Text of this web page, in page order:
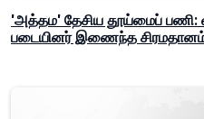
'அத்தம' தேசிய தூய்மைப் பணி:
படையினர் இணைந்த